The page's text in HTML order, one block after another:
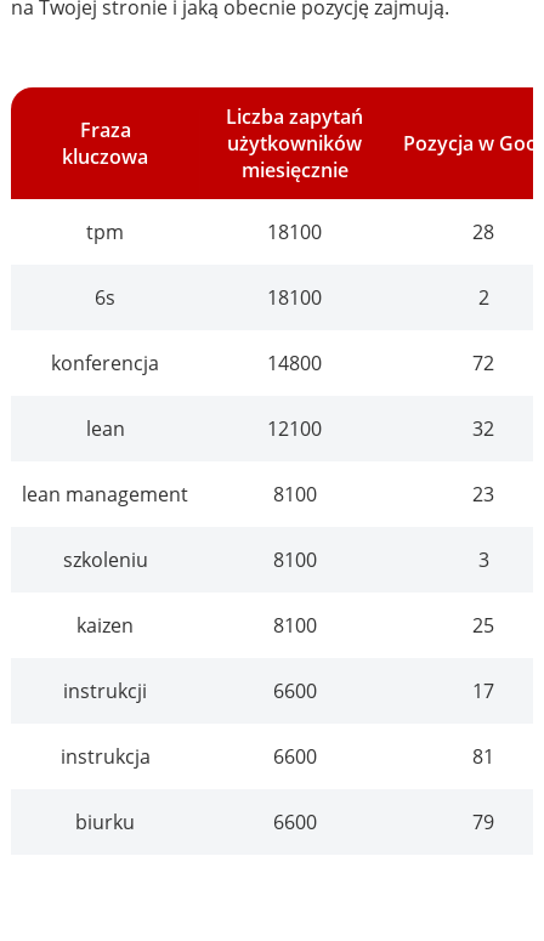
na Twojej stronie i jaką obecnie pozycję zajmują.
Fraza
kluczowa
Liczba zapytań
użytkowników
miesięcznie
Pozycja w
tpm 18100 28
6s 18100 2
konferencja 14800 72
lean 12100 32
lean management 8100 23
szkoleniu 8100 3
kaizen 8100 25
instrukcji 6600 17
instrukcja 6600 81
biurku 6600 79